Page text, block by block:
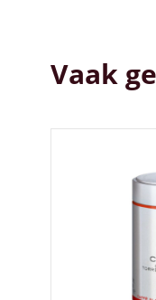
Vaak